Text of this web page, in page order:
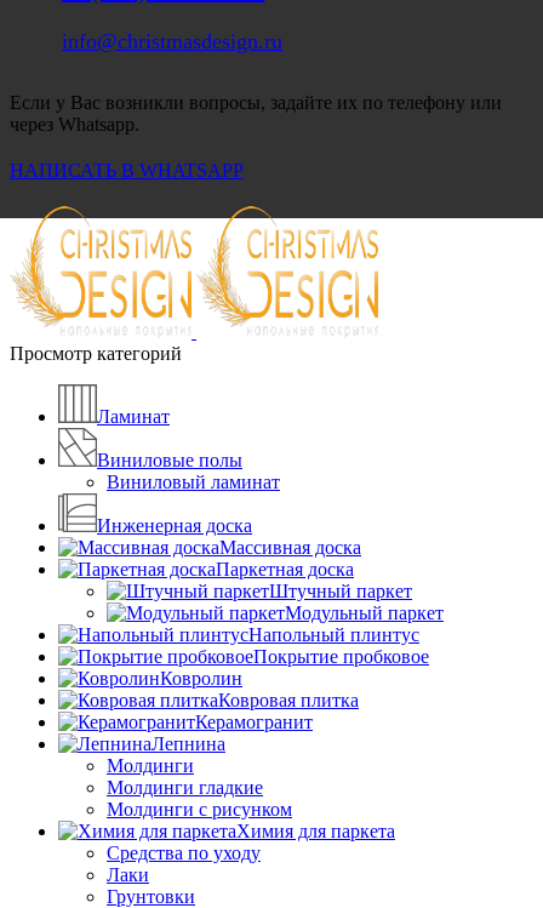
info@christmasdesign.ru
Если у Вас возникли вопросы, задайте их по телефону или
через Whatsapp.
НАПИСАТЬ В WHATSAPP
Просмотр категорий
Ламинат
Виниловые полы
Виниловый ламинат
Инженерная доска
Массивная доска
Паркетная доска
Штучный паркет
Модульный паркет
Напольный плинтус
Покрытие пробковое
Ковролин
Ковровая плитка
Керамогранит
Лепнина
Молдинги
Молдинги гладкие
Молдинги с рисунком
Химия для паркета
Средства по уходу
Лаки
Грунтовки